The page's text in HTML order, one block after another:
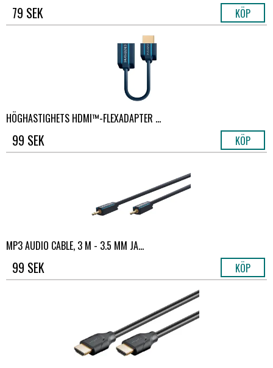
79 SEK KÖP
HÖGHASTIGHETS HDMI™-FLEXADAPTER ...
99 SEK KÖP
MP3 AUDIO CABLE, 3 M - 3.5 MM JA...
99 SEK KÖP